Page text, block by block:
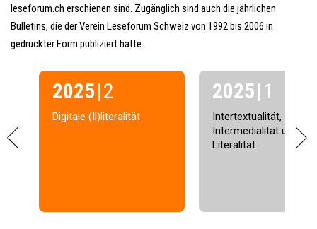
leseforum.ch erschienen sind. Zugänglich sind auch die jährlichen
Bulletins, die der Verein Leseforum Schweiz von 1992 bis 2006 in
gedruckter Form publiziert hatte.
2025| 2
Digitale (Il)literalität
2025| 1
Intertextualität,
Intermedialität und
Literalität
P N